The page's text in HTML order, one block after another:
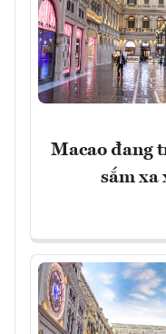
Macao đang
sắm xa